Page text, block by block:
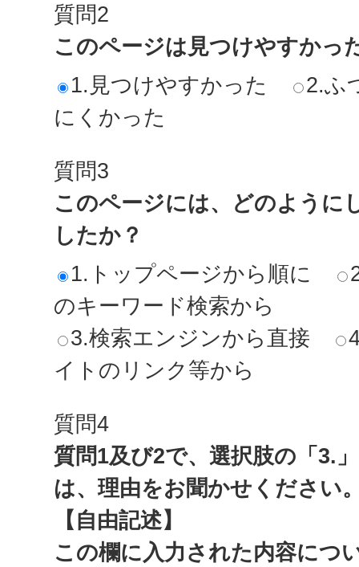
質問2
このページは見つけやすかっ
1.見つけやすかった
2.ふ
にくかった
質問3
このページには、どのように
したか？
1.トップページから順に
のキーワード検索から
3.検索エンジンから直接
イトのリンク等から
質問4
質問1及び2で、選択肢の「3.
は、理由をお聞かせください
【自由記述】
この欄に入力された内容につ